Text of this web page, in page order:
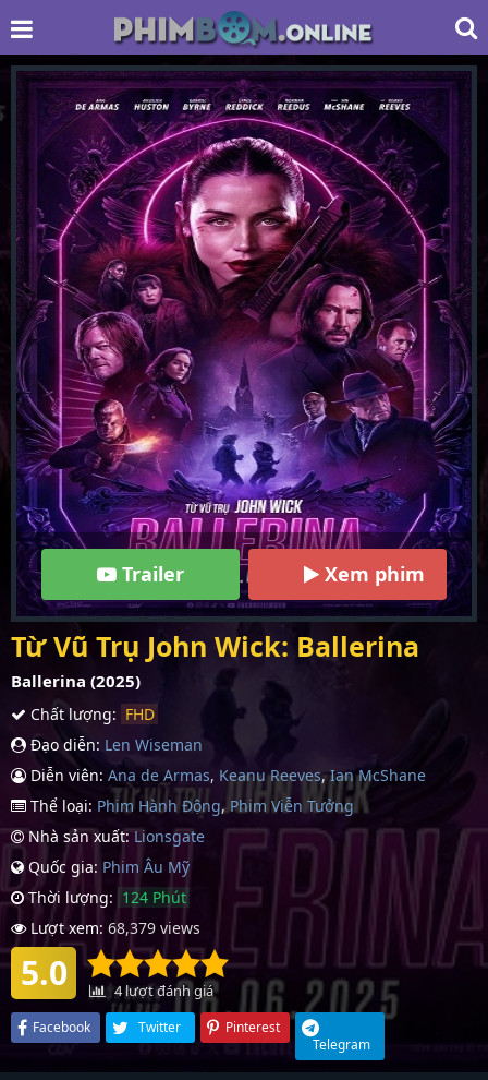
Trailer Xem phim
Từ Vũ Trụ John Wick: Ballerina
Ballerina (2025)
Chất lượng: FHD
Đạo diễn: Len Wiseman
Diễn viên: Ana de Armas, Keanu Reeves,Ian McShane
Thể loại: Phim Hành Động,Phim Viễn Tưởng
Nhà sản xuất: Lionsgate
Quốc gia: Phim Âu Mỹ
Thời lượng: 124 Phút
Lượt xem: 68,379 views
5.0 4lượt đánh giá
Facebook Twitter
Pinterest
Telegram